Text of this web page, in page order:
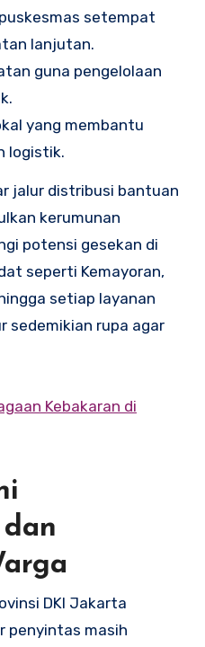
setempat
lanjutan.
guna pengelolaan
yang membantu
logistik.
jalur distribusi bantuan
kerumunan
potensi gesekan di
seperti Kemayoran,
setiap layanan
sedemikian rupa agar
Kebakaran di
DKI Jakarta
penyintas masih